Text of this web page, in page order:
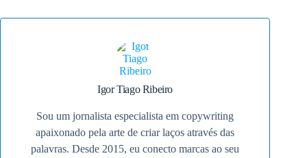
Igor Tiago Ribeiro
Sou um jornalista especialista em copywriting
apaixonado pela arte de criar laços através das
palavras. Desde 2015, eu conecto marcas ao seu